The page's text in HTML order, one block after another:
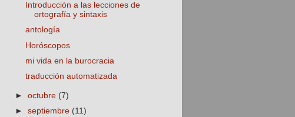
Introducción a las lecciones de
ortografía y sintaxis
antología
Horóscopos
mi vida en la burocracia
traducción automatizada
►octubre (7)
►septiembre (11)